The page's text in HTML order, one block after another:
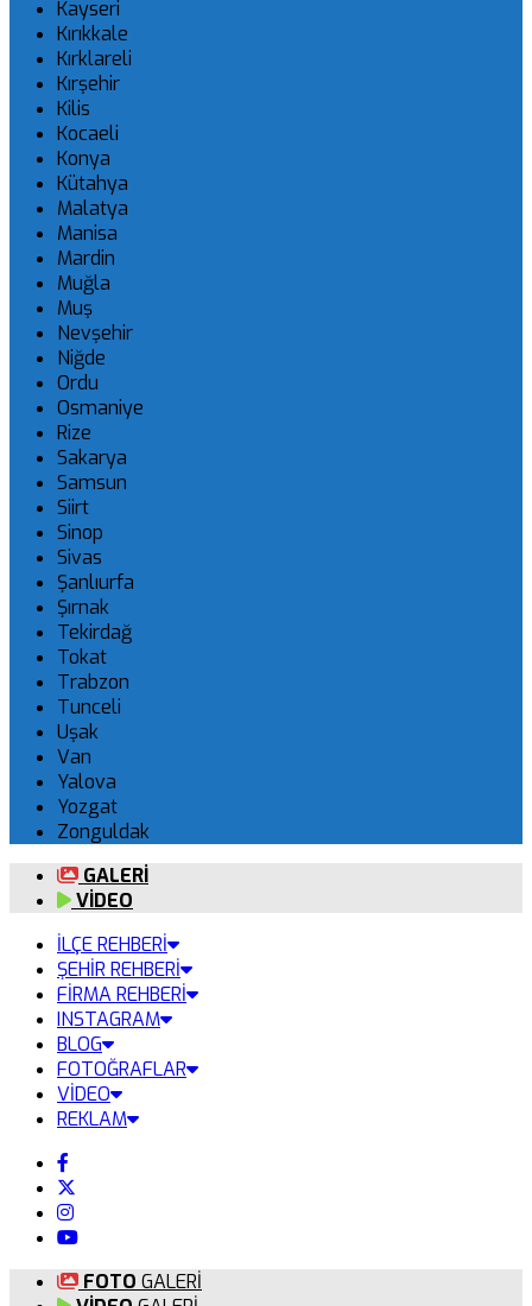
Kayseri
Kırıkkale
Kırklareli
Kırşehir
Kilis
Kocaeli
Konya
Kütahya
Malatya
Manisa
Mardin
Muğla
Muş
Nevşehir
Niğde
Ordu
Osmaniye
Rize
Sakarya
Samsun
Siirt
Sinop
Sivas
Şanlıurfa
Şırnak
Tekirdağ
Tokat
Trabzon
Tunceli
Uşak
Van
Yalova
Yozgat
Zonguldak
GALERİ
VİDEO
İLÇE REHBERİ
ŞEHİR REHBERİ
FİRMA REHBERİ
INSTAGRAM
BLOG
FOTOĞRAFLAR
VİDEO
REKLAM
FOTO GALERİ